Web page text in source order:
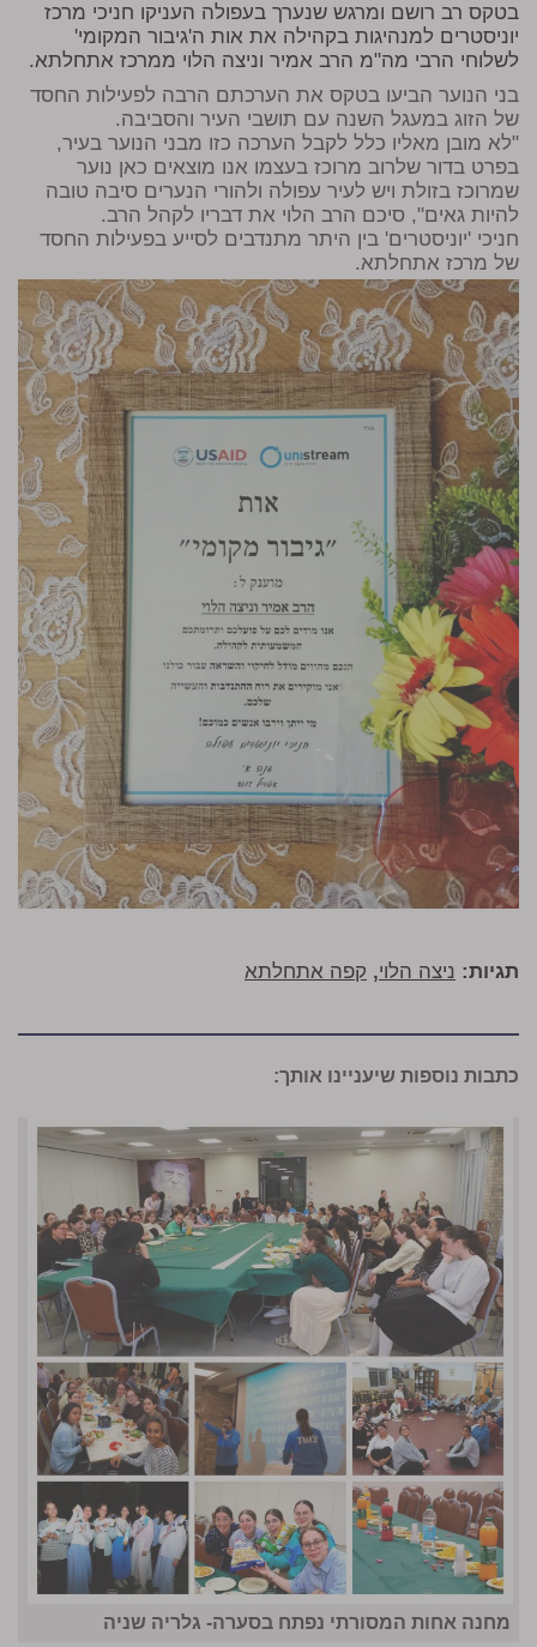
בטקס רב רושם ומרגש שנערך בעפולה העניקו חניכי מרכז
יוניסטרים למנהיגות בקהילה את אות ה'גיבור המקומי'
לשלוחי הרבי מה"מ הרב אמיר וניצה הלוי ממרכז אתחלתא.
בני הנוער הביעו בטקס את הערכתם הרבה לפעילות החסד
של הזוג במעגל השנה עם תושבי העיר והסביבה.
"לא מובן מאליו כלל לקבל הערכה כזו מבני הנוער בעיר,
בפרט בדור שלרוב מרוכז בעצמו אנו מוצאים כאן נוער
שמרוכז בזולת ויש לעיר עפולה ולהורי הנערים סיבה טובה
להיות גאים", סיכם הרב הלוי את דבריו לקהל הרב.
חניכי 'יוניסטרים' בין היתר מתנדבים לסייע בפעילות החסד
של מרכז אתחלתא.
תגיות: ניצה הלוי, קפה אתחלתא
כתבות נוספות שיעניינו אותך:
מחנה אחות המסורתי נפתח בסערה- גלריה שניה